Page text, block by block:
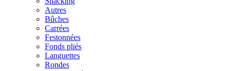
Autres
Bûches
Carrées
Festonnées
Fonds pliés
Languettes
Rondes